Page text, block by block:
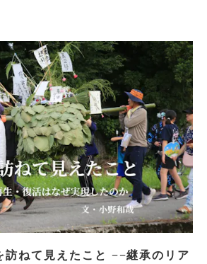
訪ねて見えたこと −−継承のリア